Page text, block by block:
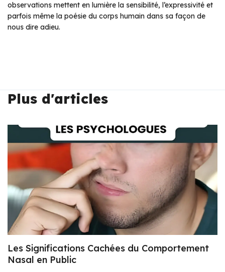
observations mettent en lumière la sensibilité, l’expressivité et
parfois même la poésie du corps humain dans sa façon de
nous dire adieu.
Plus d'articles
Les Significations Cachées du Comportement
Nasal en Public